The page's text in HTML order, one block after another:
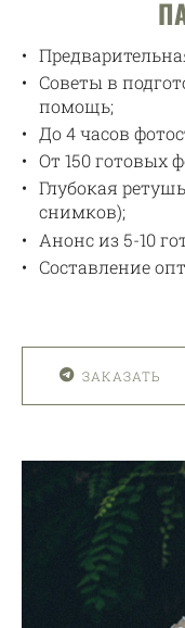
Советы в
помощь;
До 4 часов
От 150 готовых
Глубокая
снимков);
Анонс из 5-10
Составление
ЗАКАЗАТЬ